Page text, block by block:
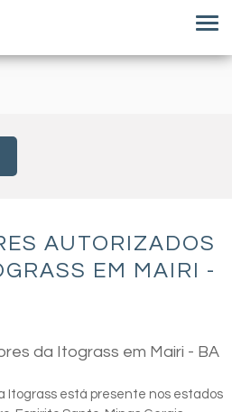
AUTORIZADOS
EM MAIRI -
da Itograss em Mairi - BA
Itograss está presente nos estados